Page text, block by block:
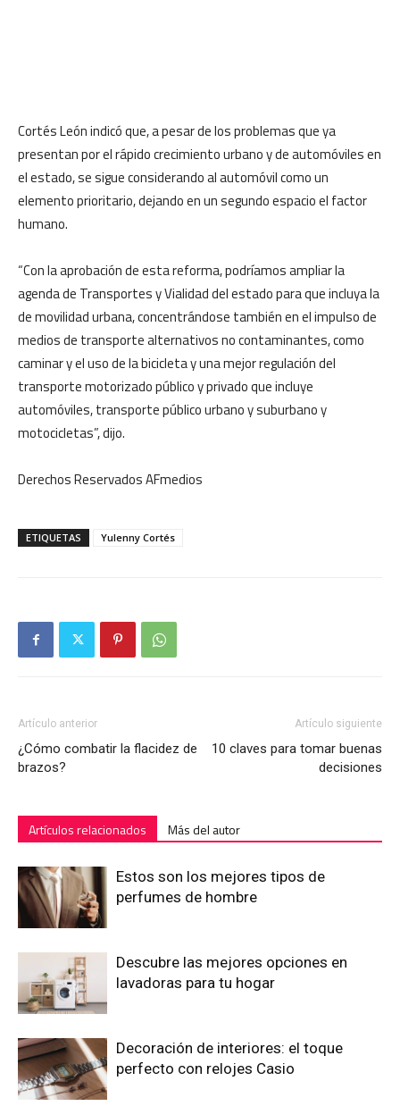
Cortés León indicó que, a pesar de los problemas que ya
presentan por el rápido crecimiento urbano y de automóviles en
el estado, se sigue considerando al automóvil como un
elemento prioritario, dejando en un segundo espacio el factor
humano.
“Con la aprobación de esta reforma, podríamos ampliar la
agenda de Transportes y Vialidad del estado para que incluya la
de movilidad urbana, concentrándose también en el impulso de
medios de transporte alternativos no contaminantes, como
caminar y el uso de la bicicleta y una mejor regulación del
transporte motorizado público y privado que incluye
automóviles, transporte público urbano y suburbano y
motocicletas”, dijo.
Derechos Reservados AFmedios
ETIQUETAS Yulenny Cortés
Artículo anterior
¿Cómo combatir la flacidez de
brazos?
Artículo siguiente
10 claves para tomar buenas
decisiones
Artículos relacionados Más del autor
Estos son los mejores tipos de
perfumes de hombre
Descubre las mejores opciones en
lavadoras para tu hogar
Decoración de interiores: el toque
perfecto con relojes Casio